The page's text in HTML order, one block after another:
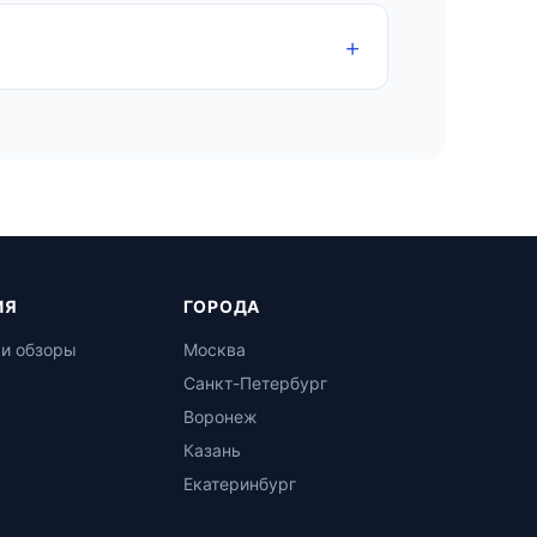
обзоры
ГОРОДА
Москва
Санкт-Петербург
Воронеж
Казань
Екатеринбург